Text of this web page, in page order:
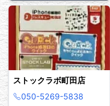
ストックラボ町田店
050-5269-5838